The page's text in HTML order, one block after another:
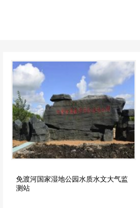
免渡河国家湿地公园水质水文大气监
测站